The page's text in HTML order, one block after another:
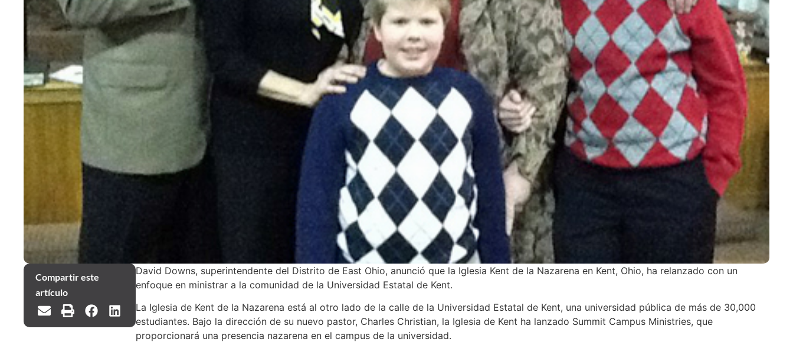
Compartir este
artículo
David Downs, superintendente del Distrito de East Ohio, anunció que la Iglesia Kent de la Nazarena en Kent, Ohio, ha relanzado con un
enfoque en ministrar a la comunidad de la Universidad Estatal de Kent.
La Iglesia de Kent de la Nazarena está al otro lado de la calle de la Universidad Estatal de Kent, una universidad pública de más de 30,000
estudiantes. Bajo la dirección de su nuevo pastor, Charles Christian, la Iglesia de Kent ha lanzado Summit Campus Ministries, que
proporcionará una presencia nazarena en el campus de la universidad.